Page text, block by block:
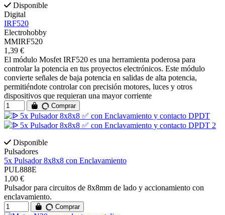
Disponible
Digital
IRF520
Electrohobby
MMIRF520
1,39 €
El módulo Mosfet IRF520 es una herramienta poderosa para
controlar la potencia en tus proyectos electrónicos. Este módulo
convierte señales de baja potencia en salidas de alta potencia,
permitiéndote controlar con precisión motores, luces y otros
dispositivos que requieran una mayor corriente
Comprar
Disponible
Pulsadores
5x Pulsador 8x8x8 con Enclavamiento
PUL888E
1,00 €
Pulsador para circuitos de 8x8mm de lado y accionamiento con
enclavamiento.
Comprar